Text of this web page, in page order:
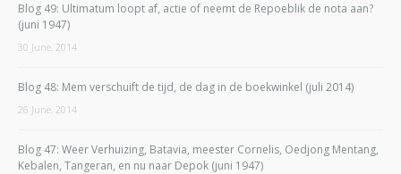
Blog 49: Ultimatum loopt af, actie of neemt de Repoeblik de nota aan?
(juni 1947)
30 June, 2014
Blog 48: Mem verschuift de tijd, de dag in de boekwinkel (juli 2014)
26 June, 2014
Blog 47: Weer Verhuizing, Batavia, meester Cornelis, Oedjong Mentang,
Kebalen, Tangeran, en nu naar Depok (juni 1947)